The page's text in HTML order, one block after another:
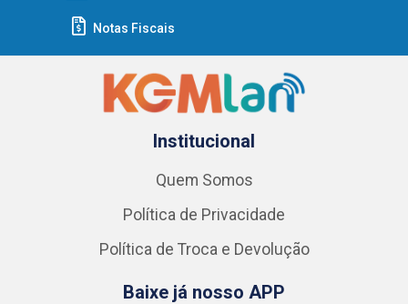
Notas Fiscais
Institucional
Quem Somos
Política de Privacidade
Política de Troca e Devolução
Baixe já nosso APP